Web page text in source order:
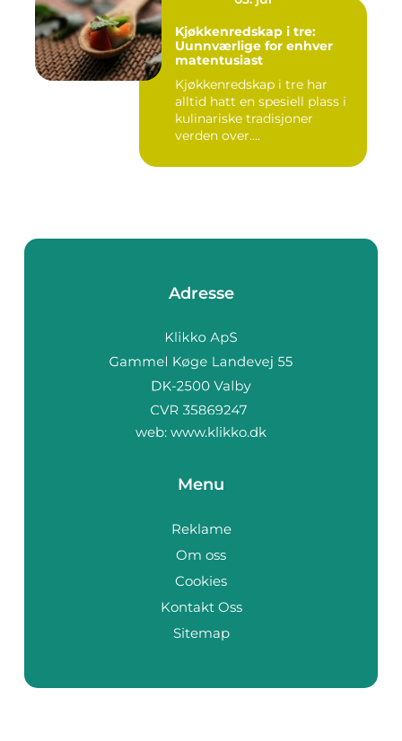
Kjøkkenredskap i tre:
Uunnværlige for enhver
matentusiast
Kjøkkenredskap i tre har
alltid hatt en spesiell plass i
kulinariske tradisjoner
verden over....
Adresse
web: www.klikko.dk
Menu
Reklame
Om oss
Cookies
Kontakt Oss
Sitemap